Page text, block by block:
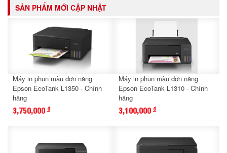
SẢN PHẨM MỚI CẬP NHẬT
Máy in phun màu đơn năng
Epson EcoTank L1350 - Chính
hãng
3,750,000 đ
Máy in phun màu đơn năng
Epson EcoTank L1310 - Chính
hãng
3,100,000 đ